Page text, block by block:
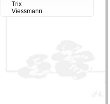
Trix
Viessmann